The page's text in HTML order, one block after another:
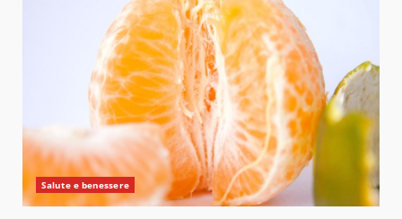
Salute e benessere